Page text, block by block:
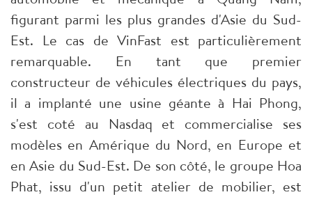
figurant parmi les plus grandes d'Asie du Sud-
Est. Le cas de VinFast est particulièrement
remarquable. En tant que premier
constructeur de véhicules électriques du pays,
il a implanté une usine géante à Hai Phong,
s'est coté au Nasdaq et commercialise ses
modèles en Amérique du Nord, en Europe et
en Asie du Sud-Est. De son côté, le groupe Hoa
Phat, issu d'un petit atelier de mobilier, est